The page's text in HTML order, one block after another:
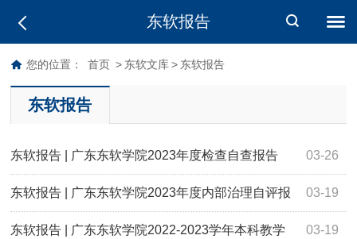
东软报告
您的位置： 首页 > 东软文库 > 东软报告
东软报告
03-26
东软报告 | 广东东软学院2023年度检查自查报告
03-19
东软报告 | 广东东软学院2023年度内部治理自评报
告 03-19
东软报告 | 广东东软学院2022-2023学年本科教学